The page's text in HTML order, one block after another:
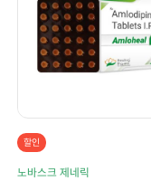
할인
노바스크 제네릭